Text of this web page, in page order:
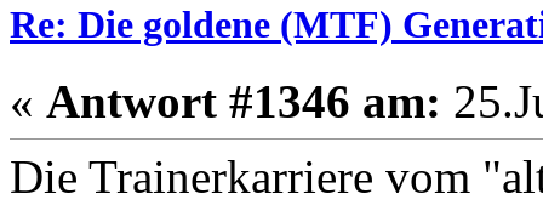
Re: Die goldene (MTF)
« Antwort #1346 am:
Die Trainerkarriere vom